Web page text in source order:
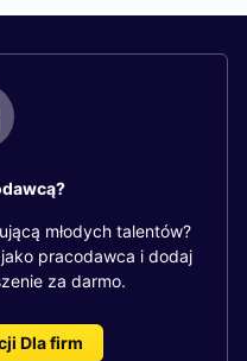
młodych talentów?
pracodawca i dodaj
za darmo.
Dla firm